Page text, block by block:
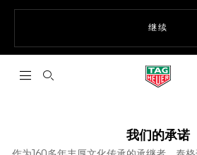
继续
打开搜索